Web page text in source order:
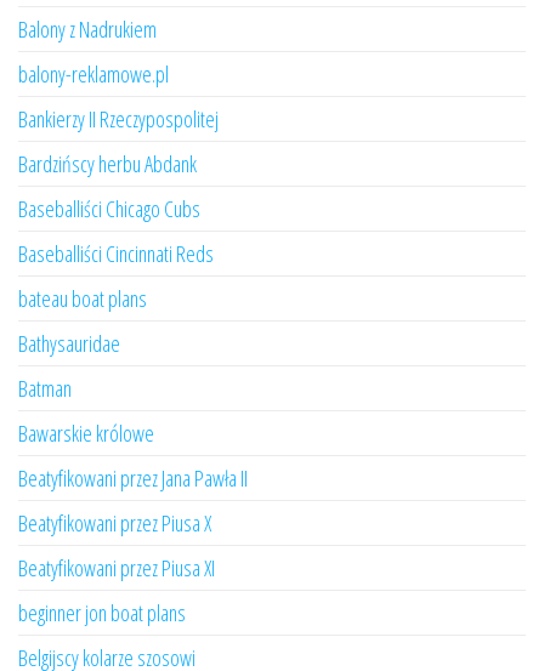
Balony z Nadrukiem
balony-reklamowe.pl
Bankierzy II Rzeczypospolitej
Bardzińscy herbu Abdank
Baseballiści Chicago Cubs
Baseballiści Cincinnati Reds
bateau boat plans
Bathysauridae
Batman
Bawarskie królowe
Beatyfikowani przez Jana Pawła II
Beatyfikowani przez Piusa X
Beatyfikowani przez Piusa XI
beginner jon boat plans
Belgijscy kolarze szosowi